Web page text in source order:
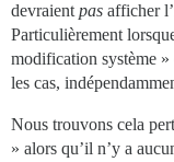
devraient pas afficher
Particulièrement
modification système »
les cas,
Nous trouvons cela
» alors qu’il n’y a